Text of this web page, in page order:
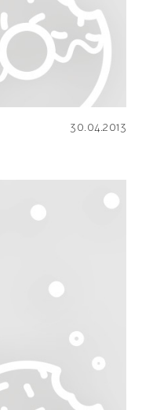
30.04.2013